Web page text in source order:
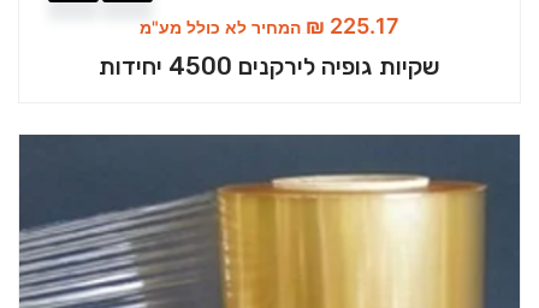
₪ 225.17 המחיר לא כולל מע"מ
שקיות גופיה לירקנים 4500 יחידות